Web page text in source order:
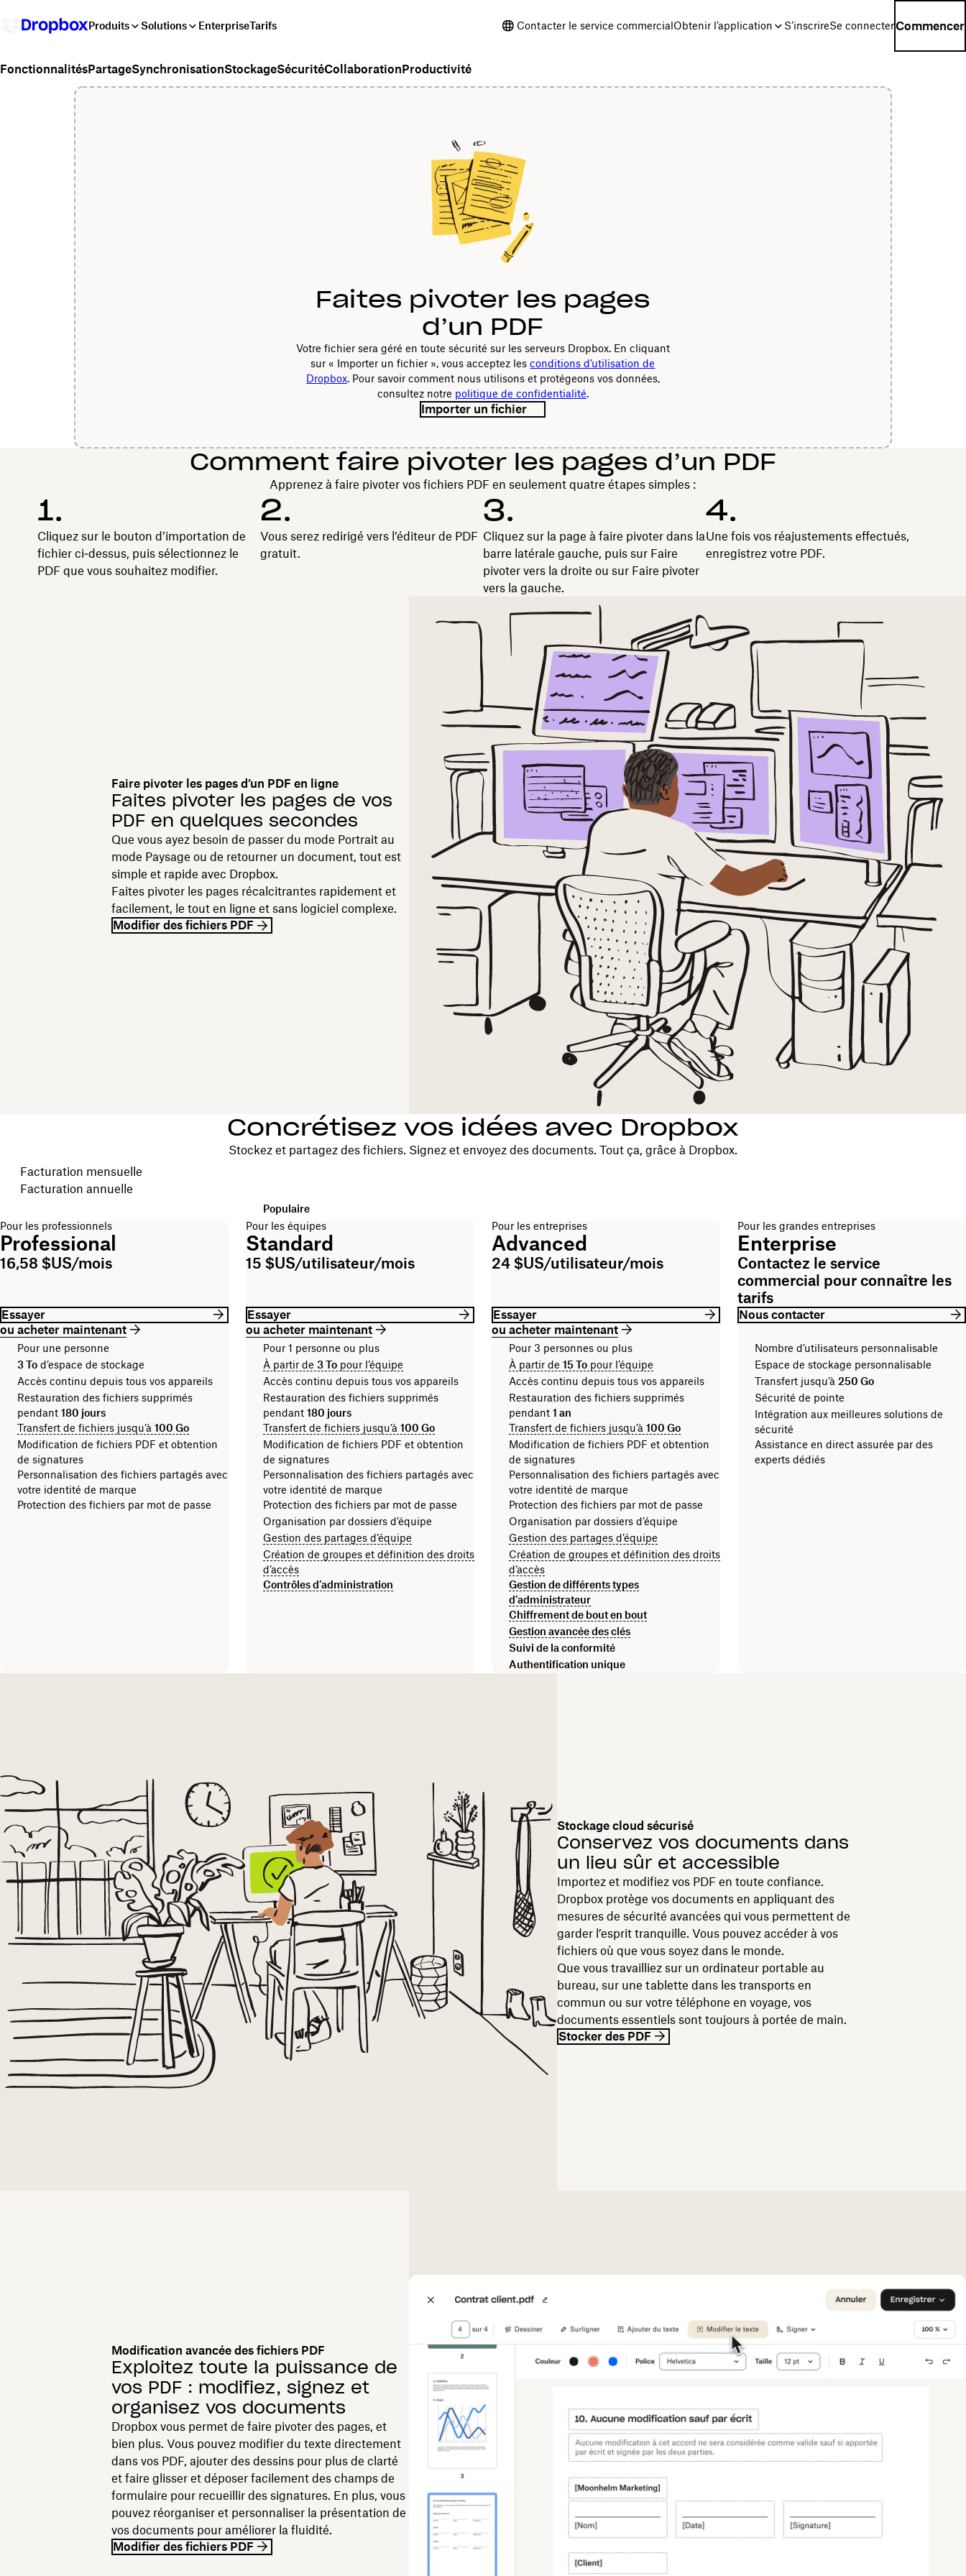
Produits Solutions EnterpriseTarifs Contacter le service commercialObtenir l’application S’inscrireSe connecterCommencer
FonctionnalitésPartageSynchronisationStockageSécuritéCollaborationProductivité
Faites pivoter les pages
d’un PDF
Votre fichier sera géré en toute sécurité sur les serveurs Dropbox. En cliquant
sur « Importer un fichier », vous acceptez lesconditions d’utilisation de
Dropbox. Pour savoir comment nous utilisons et protégeons vos données,
consultez notre politique de confidentialité.
Importer un fichier
Comment faire pivoter les pages d’un PDF
Apprenez à faire pivoter vos fichiers PDF en seulement quatre étapes simples :
1.
Cliquez sur le bouton d’importation de
fichier ci‑dessus, puis sélectionnez le
PDF que vous souhaitez modifier.
2.
Vous serez redirigé vers l’éditeur de PDF
gratuit.
3.
Cliquez sur la page à faire pivoter dans la
barre latérale gauche, puis sur Faire
pivoter vers la droite ou sur Faire pivoter
vers la gauche.
4.
Une fois vos réajustements effectués,
enregistrez votre PDF.
Faire pivoter les pages d’un PDF en ligne
Faites pivoter les pages de vos
PDF en quelques secondes
Que vous ayez besoin de passer du mode Portrait au
mode Paysage ou de retourner un document, tout est
simple et rapide avec Dropbox.
Faites pivoter les pages récalcitrantes rapidement et
facilement, le tout en ligne et sans logiciel complexe.
Modifier des fichiers PDF
Concrétisez vos idées avec Dropbox
Stockez et partagez des fichiers. Signez et envoyez des documents. Tout ça, grâce à Dropbox.
Choisissez votre cycle de facturation
Facturation mensuelle
Facturation annuelle
Pour les professionnels
Professional
16,58 $US/mois
Essayer
ou acheter maintenant
Pour une personne
3 To d’espace de stockage
Accès continu depuis tous vos appareils
Restauration des fichiers supprimés
pendant 180 jours
Transfert de fichiers jusqu’à 100 Go
Modification de fichiers PDF et obtention
de signatures
Personnalisation des fichiers partagés avec
votre identité de marque
Protection des fichiers par mot de passe
Populaire
Pour les équipes
Standard
15 $US/utilisateur/mois
Essayer
ou acheter maintenant
Pour 1 personne ou plus
À partir de 3 To pour l’équipe
Accès continu depuis tous vos appareils
Restauration des fichiers supprimés
pendant 180 jours
Transfert de fichiers jusqu’à 100 Go
Modification de fichiers PDF et obtention
de signatures
Personnalisation des fichiers partagés avec
votre identité de marque
Protection des fichiers par mot de passe
Organisation par dossiers d’équipe
Gestion des partages d’équipe
Création de groupes et définition des droits
d’accès
Contrôles d’administration
Pour les entreprises
Advanced
24 $US/utilisateur/mois
Essayer
ou acheter maintenant
Pour 3 personnes ou plus
À partir de 15 To pour l’équipe
Accès continu depuis tous vos appareils
Restauration des fichiers supprimés
pendant 1 an
Transfert de fichiers jusqu’à 100 Go
Modification de fichiers PDF et obtention
de signatures
Personnalisation des fichiers partagés avec
votre identité de marque
Protection des fichiers par mot de passe
Organisation par dossiers d’équipe
Gestion des partages d’équipe
Création de groupes et définition des droits
d’accès
Gestion de différents types
d’administrateur
Chiffrement de bout en bout
Gestion avancée des clés
Suivi de la conformité
Authentification unique
Pour les grandes entreprises
Enterprise
Contactez le service
commercial pour connaître les
tarifs
Nous contacter
Nombre d’utilisateurs personnalisable
Espace de stockage personnalisable
Transfert jusqu’à 250 Go
Sécurité de pointe
Intégration aux meilleures solutions de
sécurité
Assistance en direct assurée par des
experts dédiés
Stockage cloud sécurisé
Conservez vos documents dans
un lieu sûr et accessible
Importez et modifiez vos PDF en toute confiance.
Dropbox protège vos documents en appliquant des
mesures de sécurité avancées qui vous permettent de
garder l’esprit tranquille. Vous pouvez accéder à vos
fichiers où que vous soyez dans le monde.
Que vous travailliez sur un ordinateur portable au
bureau, sur une tablette dans les transports en
commun ou sur votre téléphone en voyage, vos
documents essentiels sont toujours à portée de main.
Stocker des PDF
Modification avancée des fichiers PDF
Exploitez toute la puissance de
vos PDF : modifiez, signez et
organisez vos documents
Dropbox vous permet de faire pivoter des pages, et
bien plus. Vous pouvez modifier du texte directement
dans vos PDF, ajouter des dessins pour plus de clarté
et faire glisser et déposer facilement des champs de
formulaire pour recueillir des signatures. En plus, vous
pouvez réorganiser et personnaliser la présentation de
vos documents pour améliorer la fluidité.
Modifier des fichiers PDF